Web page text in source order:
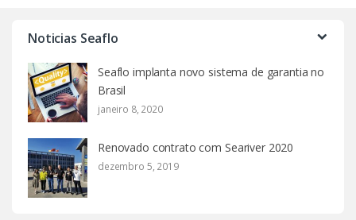
Noticias Seaflo
Seaflo implanta novo sistema de garantia no
Brasil
janeiro 8, 2020
Renovado contrato com Seariver 2020
dezembro 5, 2019